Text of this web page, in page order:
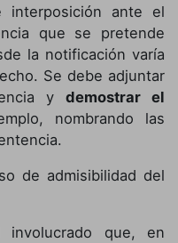
interposición ante el
que se pretende
la notificación varía
Se debe adjuntar
ydemostrar el
nombrando las
de admisibilidad del
que, en